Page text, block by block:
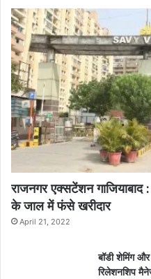
राजनगर एक्सटेंशन
के जाल में फंसे खरीदार
April 21, 2022
बॉडी शेमिंग
रिलेशनशिप